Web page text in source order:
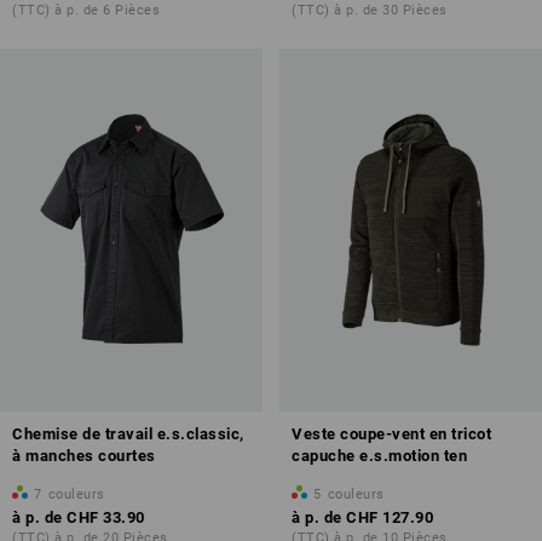
(TTC) à p. de 6 Pièces (TTC) à p. de 30 Pièces
Chemise de travail e.s.classic,
à manches courtes
7 couleurs
à p. de CHF 33.90
Veste coupe-vent en tricot
capuche e.s.motion ten
5 couleurs
à p. de CHF 127.90